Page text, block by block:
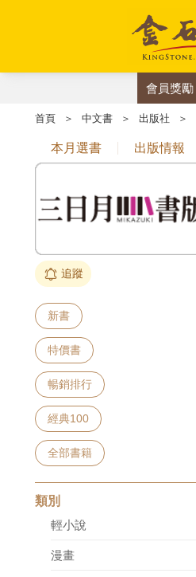
會員獎勵
首頁 ＞ 中文書 ＞ 出版社 ＞
本月選書 出版情報
追蹤
新書
特價書
暢銷排行
經典100
全部書籍
類別
輕小說
漫畫